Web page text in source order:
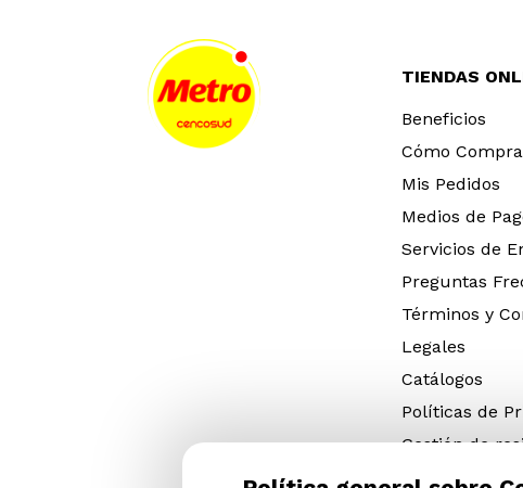
TIENDAS
Beneficios
Cómo
Mis Pedidos
Medios de
Servicios de
Preguntas
Términos y
Legales
Catálogos
Políticas de
Gestión de